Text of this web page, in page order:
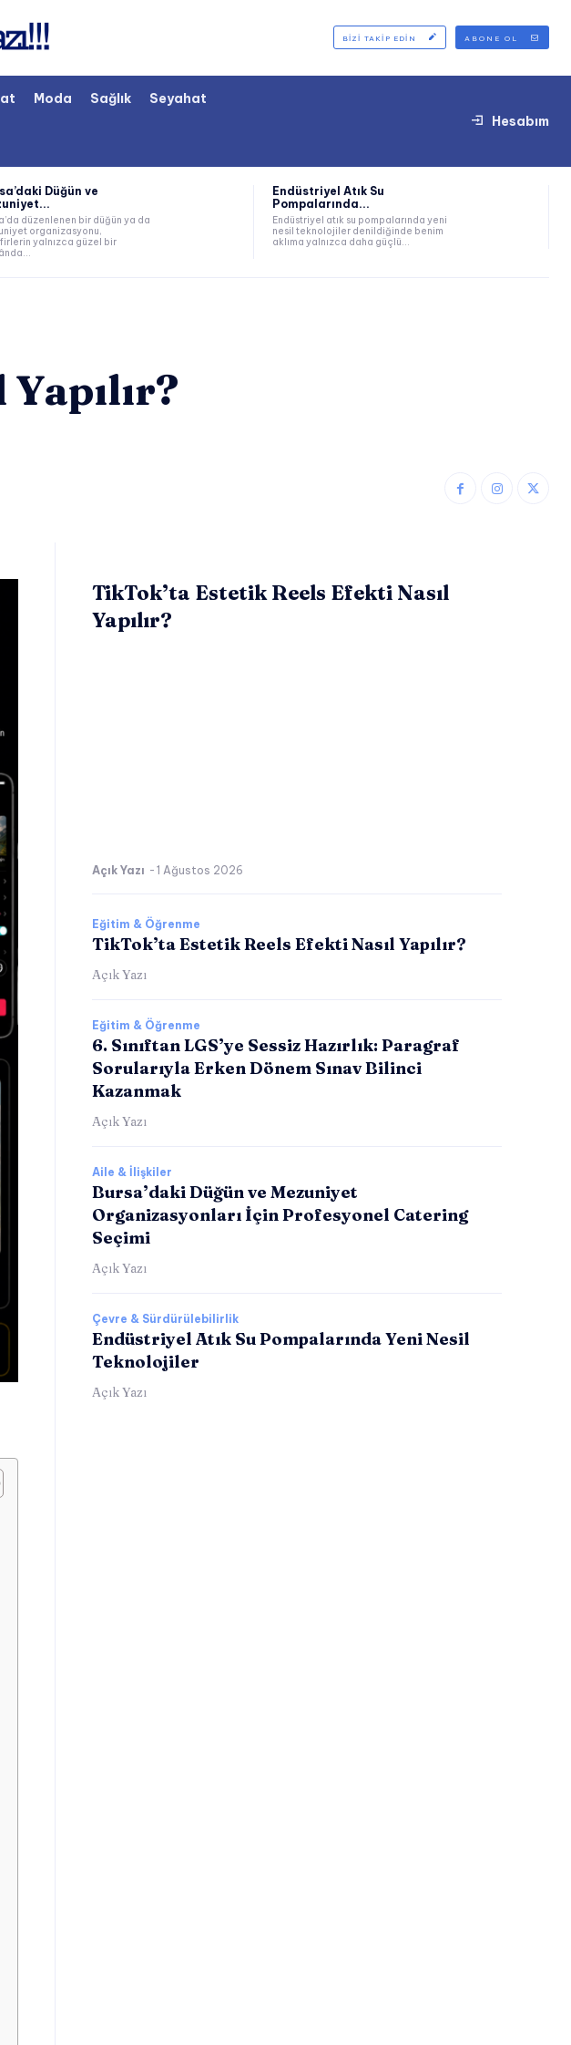
BIZI TAKIP EDIN ABONE OL
Moda Sağlık Seyahat
Hesabım
Düğün ve
düzenlenen bir düğün ya da
organizasyonu,
yalnızca güzel bir
Endüstriyel Atık Su
Pompalarında...
Endüstriyel atık su pompalarında yeni
nesil teknolojiler denildiğinde benim
aklıma yalnızca daha güçlü...
TikTok’ta Estetik Reels Efekti Nasıl
Yapılır?
Açık Yazı - 1 Ağustos 2026
Eğitim & Öğrenme
TikTok’ta Estetik Reels Efekti Nasıl Yapılır?
Açık Yazı
Eğitim & Öğrenme
6. Sınıftan LGS’ye Sessiz Hazırlık: Paragraf
Sorularıyla Erken Dönem Sınav Bilinci
Kazanmak
Açık Yazı
Aile & İlişkiler
Bursa’daki Düğün ve Mezuniyet
Organizasyonları İçin Profesyonel Catering
Seçimi
Açık Yazı
Çevre & Sürdürülebilirlik
Endüstriyel Atık Su Pompalarında Yeni Nesil
Teknolojiler
Açık Yazı